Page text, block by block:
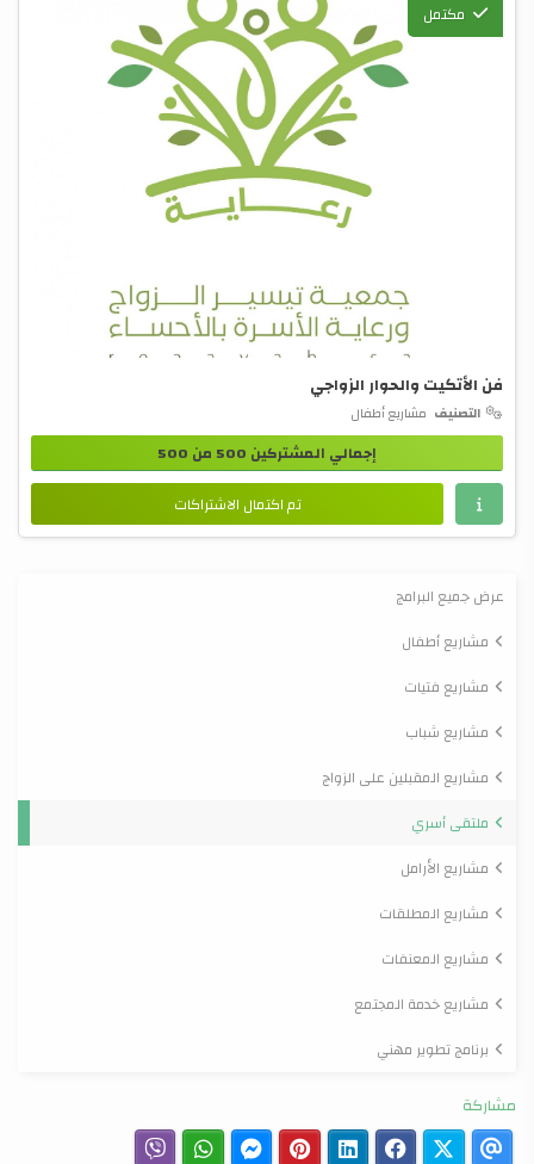
مكتمل
فن الأتكيت والحوار الزواجي
التصنيف مشاريع أطفال
إجمالي المشتركين 500 من 500
تم اكتمال الاشتراكات
عرض جميع البرامج
مشاريع أطفال
مشاريع فتيات
مشاريع شباب
مشاريع المقبلين على الزواج
ملتقى أسري
مشاريع الأرامل
مشاريع المطلقات
مشاريع المعنفات
مشاريع خدمة المجتمع
برنامج تطوير مهني
مشاركة